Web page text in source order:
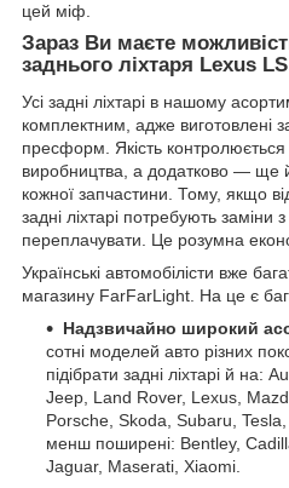
цей міф.
Зараз Ви маєте
заднього ліхтаря Lexus
Усі задні ліхтарі в нашому
комплектним, адже виготовлені
пресформ. Якість
виробництва, а додатково — ще
кожної запчастини. Тому, якщо
задні ліхтарі потребують
переплачувати. Це розумна
Українські автомобілісти вже
магазину FarFarLight. На це є
Надзвичайно широкий
сотні моделей авто різних
підібрати задні ліхтарі й на:
Jeep, Land Rover, Lexus,
Porsche, Skoda, Subaru,
менш поширені: Bentley,
Jaguar, Maserati, Xiaomi.